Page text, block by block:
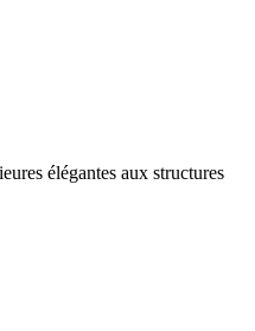
élégantes aux structures